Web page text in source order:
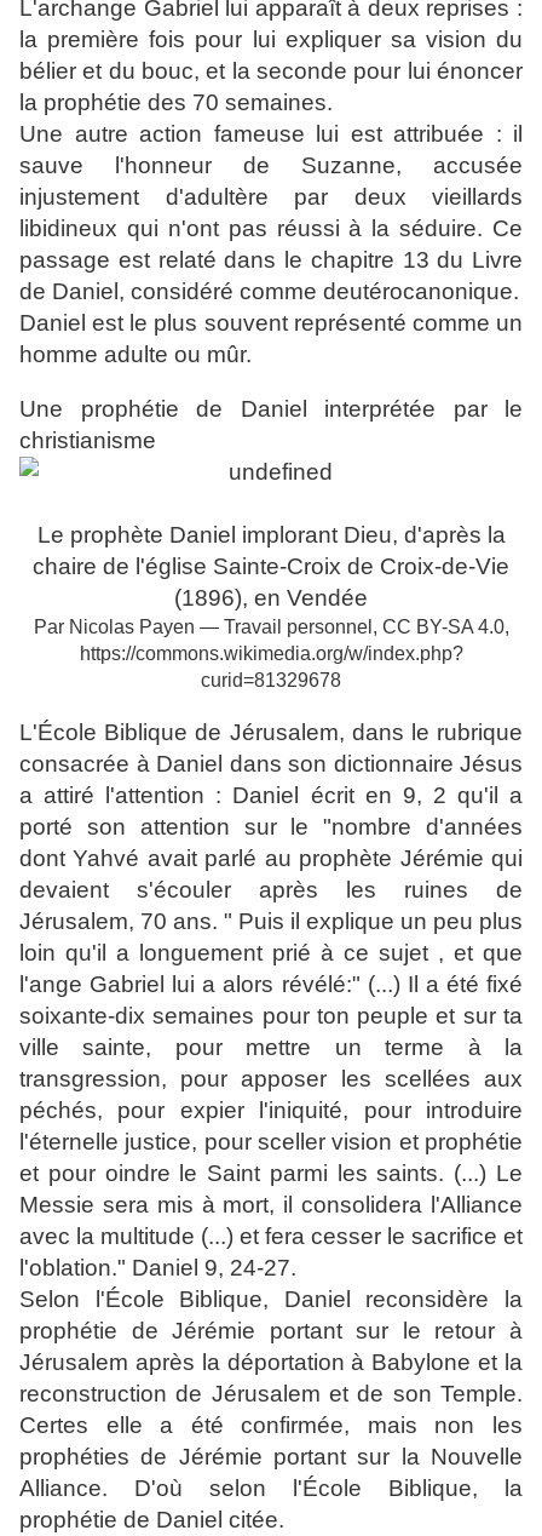
L'archange Gabriel lui apparaît à deux reprises :
la première fois pour lui expliquer sa vision du
bélier et du bouc, et la seconde pour lui énoncer
la prophétie des 70 semaines.
Une autre action fameuse lui est attribuée : il
sauve l'honneur de Suzanne, accusée
injustement d'adultère par deux vieillards
libidineux qui n'ont pas réussi à la séduire. Ce
passage est relaté dans le chapitre 13 du Livre
de Daniel, considéré comme deutérocanonique.
Daniel est le plus souvent représenté comme un
homme adulte ou mûr.
Une prophétie de Daniel interprétée par le
christianisme
Le prophète Daniel implorant Dieu, d'après la
chaire de l'église Sainte-Croix de Croix-de-Vie
(1896), en Vendée
Par Nicolas Payen — Travail personnel, CC BY-SA 4.0,
https://commons.wikimedia.org/w/index.php?
curid=81329678
L'École Biblique de Jérusalem, dans le rubrique
consacrée à Daniel dans son dictionnaire Jésus
a attiré l'attention : Daniel écrit en 9, 2 qu'il a
porté son attention sur le "nombre d'années
dont Yahvé avait parlé au prophète Jérémie qui
devaient s'écouler après les ruines de
Jérusalem, 70 ans. " Puis il explique un peu plus
loin qu'il a longuement prié à ce sujet , et que
l'ange Gabriel lui a alors révélé:" (...) Il a été fixé
soixante-dix semaines pour ton peuple et sur ta
ville sainte, pour mettre un terme à la
transgression, pour apposer les scellées aux
péchés, pour expier l'iniquité, pour introduire
l'éternelle justice, pour sceller vision et prophétie
et pour oindre le Saint parmi les saints. (...) Le
Messie sera mis à mort, il consolidera l'Alliance
avec la multitude (...) et fera cesser le sacrifice et
l'oblation." Daniel 9, 24-27.
Selon l'École Biblique, Daniel reconsidère la
prophétie de Jérémie portant sur le retour à
Jérusalem après la déportation à Babylone et la
reconstruction de Jérusalem et de son Temple.
Certes elle a été confirmée, mais non les
prophéties de Jérémie portant sur la Nouvelle
Alliance. D'où selon l'École Biblique, la
prophétie de Daniel citée.